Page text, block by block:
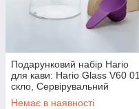
Подарунковий набір Hario
для кави: Hario Glass V60 01
скло, Сервірувальний
заварник,Фільтри
Немає в наявності